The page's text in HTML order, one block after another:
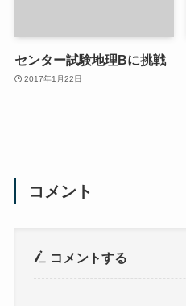
センター試験地理Bに挑戦
2017年1月22日
コメント
コメントする